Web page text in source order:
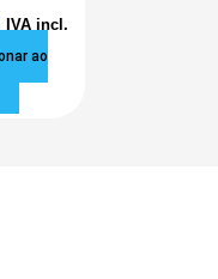
IVA incl.
ao